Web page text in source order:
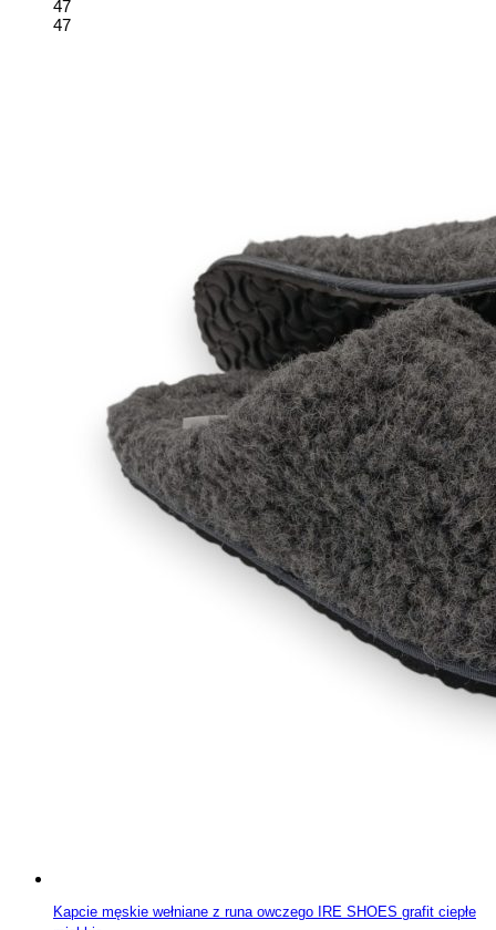
47
47
Kapcie męskie wełniane z runa owczego IRE SHOES grafit ciepłe